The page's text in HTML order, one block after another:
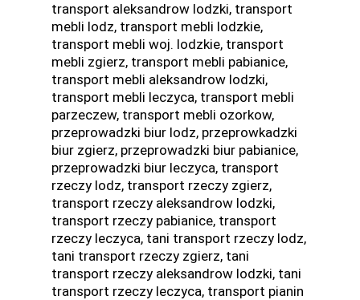
transport aleksandrow lodzki, transport
mebli lodz, transport mebli lodzkie,
transport mebli woj. lodzkie, transport
mebli zgierz, transport mebli pabianice,
transport mebli aleksandrow lodzki,
transport mebli leczyca, transport mebli
parzeczew, transport mebli ozorkow,
przeprowadzki biur lodz, przeprowkadzki
biur zgierz, przeprowadzki biur pabianice,
przeprowadzki biur leczyca, transport
rzeczy lodz, transport rzeczy zgierz,
transport rzeczy aleksandrow lodzki,
transport rzeczy pabianice, transport
rzeczy leczyca, tani transport rzeczy lodz,
tani transport rzeczy zgierz, tani
transport rzeczy aleksandrow lodzki, tani
transport rzeczy leczyca, transport pianin